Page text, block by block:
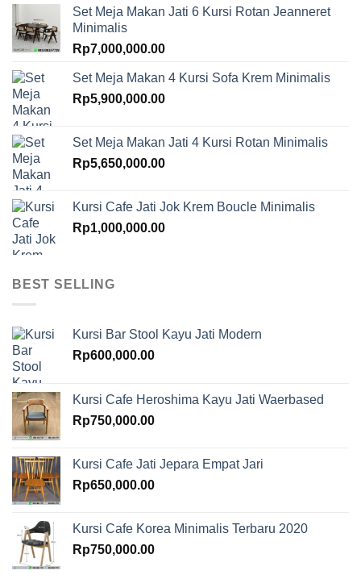
Set Meja Makan Jati 6 Kursi Rotan Jeanneret
Minimalis
Rp7,000,000.00
Set Meja Makan 4 Kursi Sofa Krem Minimalis
Rp5,900,000.00
Set Meja Makan Jati 4 Kursi Rotan Minimalis
Rp5,650,000.00
Kursi Cafe Jati Jok Krem Boucle Minimalis
Rp1,000,000.00
BEST SELLING
Kursi Bar Stool Kayu Jati Modern
Rp600,000.00
Kursi Cafe Heroshima Kayu Jati Waerbased
Rp750,000.00
Kursi Cafe Jati Jepara Empat Jari
Rp650,000.00
Kursi Cafe Korea Minimalis Terbaru 2020
Rp750,000.00